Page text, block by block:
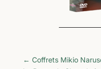
← Coffrets Mikio